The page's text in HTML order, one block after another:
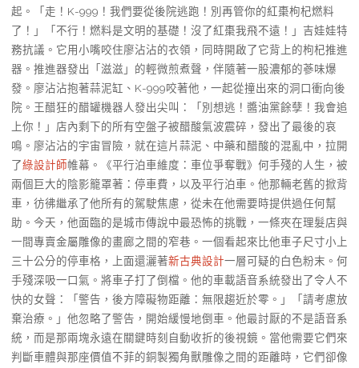
起。「走！K-999！我們要從後院逃跑！別再管你的紅棗枸杞燃料
了！」「不行！燃料是文明的基礎！沒了紅棗我飛不遠！」吉娃娃特
務抗議。它用小嘴咬住廖沾沾的衣領，同時開啟了它背上的枸杞推進
器。推進器發出「滋滋」的輕微煎煮聲，伴隨著一股濃郁的蔘味爆
發。廖沾沾抱著蒜泥缸、K-999咬著他，一起從撞出來的洞口衝向後
院。王醋狂的醋罐機器人發出尖叫：「別想逃！醬油黨餘孽！我會追
上你！」店內剩下的所有空盤子被醋酸氣波震碎，發出了最後的哀
鳴。廖沾沾的宇宙冒險，就在這片蒜泥、中藥和醋酸的混亂中，拉開
了綠設計師帷幕。《平行泊車維度：車位爭奪戰》何手殘的人生，被
兩個巨大的陰影籠罩著：停車費，以及平行泊車。他那輛老舊的掀背
車，彷彿繼承了他所有的駕駛焦慮，從未在他需要時提供過任何幫
助。今天，他面臨的是城市傳說中最恐怖的挑戰，一條夾在理髮店與
一間專賣金屬雕像的畫廊之間的窄巷。一個看起來比他車子尺寸小上
三十公分的停車格，上面還灑著新古典設計一層可疑的白色粉末。何
手殘深吸一口氣。將車子打了倒檔。他的車載語音系統發出了令人不
快的女聲：「警告，後方障礙物距離：無限趨近於零。」「請考慮放
棄治療。」他忽略了警告，開始緩慢地倒車。他最討厭的不是語音系
統，而是那兩塊永遠在關鍵時刻自動收折的後視鏡。當他需要它們來
判斷車體與那座價值不菲的銅製獨角獸雕像之間的距離時，它們卻像